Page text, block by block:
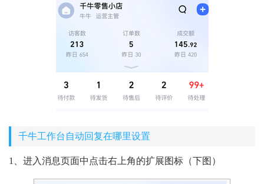
千牛工作台自动回复在哪里设置
1、进入消息页面中点击右上角的扩展图标（下图）